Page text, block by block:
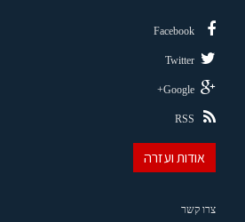
Facebook
Twitter
Google+
RSS
אודות ועזרה
צרו קשר